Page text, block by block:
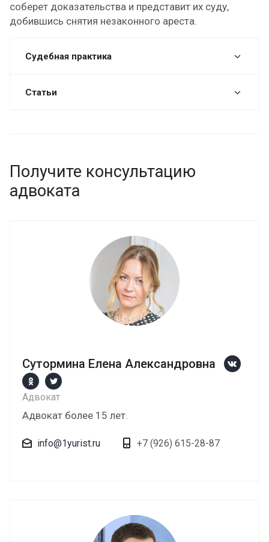
соберет доказательства и представит их суду,
добившись снятия незаконного ареста.
Судебная практика
Статьи
Получите консультацию
адвоката
Сутормина Елена Александровна
Адвокат
Адвокат более 15 лет.
info@1yurist.ru +7 (926) 615-28-87